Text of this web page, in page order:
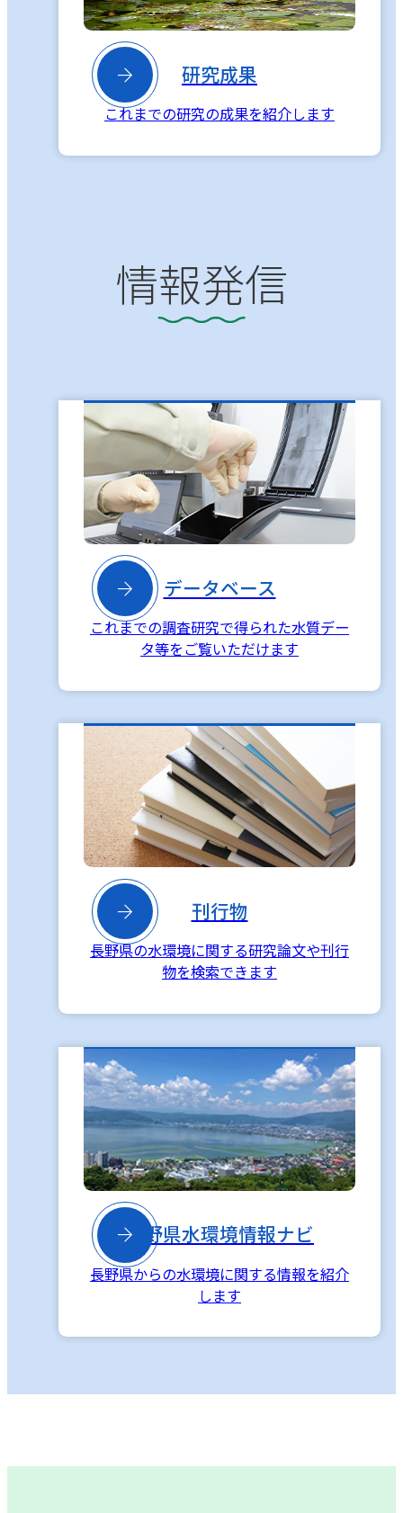
 研究成果
これまでの研究の成果を紹介します
情報発信
 データベース
これまでの調査研究で得られた水質デー
タ等をご覧いただけます
 刊行物
長野県の水環境に関する研究論文や刊行
物を検索できます
長野県水環境情報ナビ
長野県からの水環境に関する情報を紹介
します